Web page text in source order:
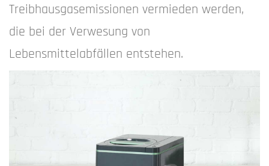
Treibhausgasemissionen vermieden werden,
die bei der Verwesung von
Lebensmittelabfällen entstehen.